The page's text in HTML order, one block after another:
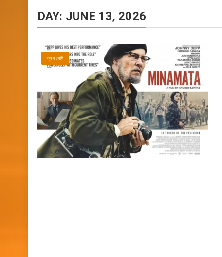
DAY: JUNE 13, 2026
ব্লগ পোষ্ট